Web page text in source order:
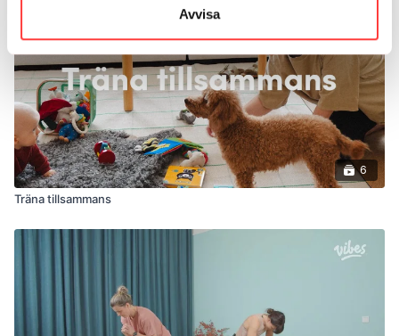
Avvisa
6
Träna tillsammans